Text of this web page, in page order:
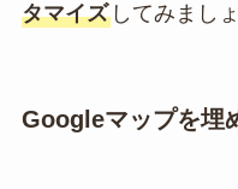
タマイズしてみましょ
Googleマップを埋